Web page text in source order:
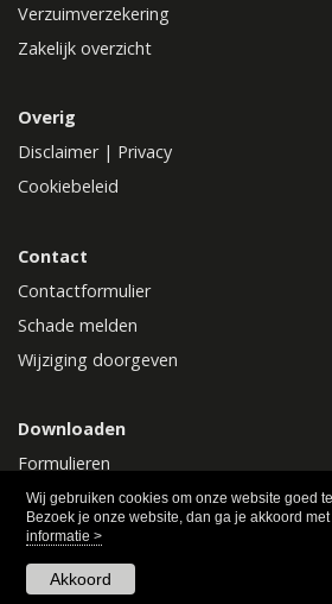
Wij gebruiken cookies om onze website goed
Bezoek je onze website, dan ga je akkoord
informatie >
Akkoord
Verzuimverzekering
Zakelijk overzicht
Overig
Disclaimer| Privacy
Cookiebeleid
Contact
Contactformulier
Schade melden
Wijziging doorgeven
Downloaden
Formulieren
Polisvoorwaarden